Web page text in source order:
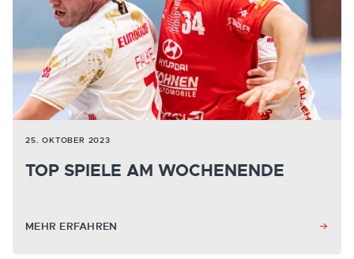
25. OKTOBER 2023
TOP SPIELE AM WOCHENENDE
MEHR ERFAHREN